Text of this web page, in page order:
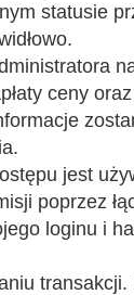
statusie
ceny
jest
poprzez
loginu i